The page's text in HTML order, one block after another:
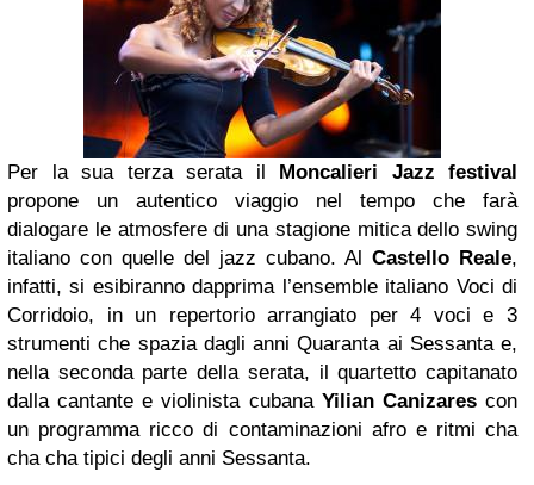
Per la sua terza serata il Moncalieri Jazz festival
propone un autentico viaggio nel tempo che farà
dialogare le atmosfere di una stagione mitica dello swing
italiano con quelle del jazz cubano. Al Castello Reale,
infatti, si esibiranno dapprima l’ensemble italiano Voci di
Corridoio, in un repertorio arrangiato per 4 voci e 3
strumenti che spazia dagli anni Quaranta ai Sessanta e,
nella seconda parte della serata, il quartetto capitanato
dalla cantante e violinista cubana Yilian Canizarescon
un programma ricco di contaminazioni afro e ritmi cha
cha cha tipici degli anni Sessanta.